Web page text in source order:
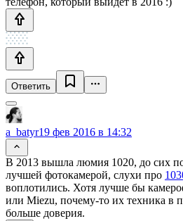
Ответить
a_batyr19 фев 2016 в 14:32
В 2013 вышла люмия 1020, до сих
лучшей фотокамерой, слухи про
воплотились. Хотя лучше бы
или Miezu, почему-то их техника в
больше доверия.